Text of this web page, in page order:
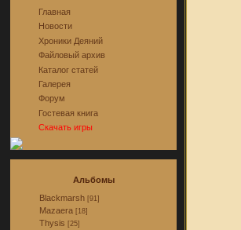
Главная
Новости
Хроники Деяний
Файловый архив
Каталог статей
Галерея
Форум
Гостевая книга
Скачать игры
Альбомы
Blackmarsh [91]
Mazaera [18]
Thysis [25]